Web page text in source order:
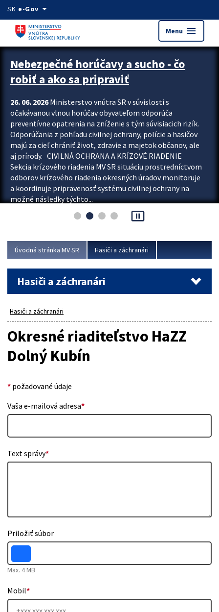
Preskocit na hlavný obsah
SK e-Govarrow_drop_down
Menu menu
Zastavit automatický posun upútavok
Nebezpečné horúčavy a sucho - čo
robiť a ako sa pripraviť
26. 06. 2026Ministerstvo vnútra SR v súvislosti s
očakávanou vlnou horúčav obyvateľom odporúča
preventívne opatrenia na zníženie s tým súvisiacich rizík.
Odporúčania z pohľadu civilnej ochrany, polície a hasičov
majú za cieľ chrániť život, zdravie a majetok občanov, ale
aj prírody. CIVILNÁ OCHRANA A KRÍZOVÉ RIADENIE
Sekcia krízového riadenia MV SR situáciu prostredníctvom
odborov krízového riadenia okresných úradov monitoruje
a koordinuje pripravenosť systému civilnej ochrany na
možné následky týchto...
pause_presentation
Úvodná stránka MV SR Hasiči a záchranári
Hasiči a záchranári
Hasiči a záchranári
Okresné riaditeľstvo HaZZ
Dolný Kubín
* požadované údaje
Vaša e-mailová adresa*
Text správy*
Priložiť súbor
Max. 4 MB
Mobil*